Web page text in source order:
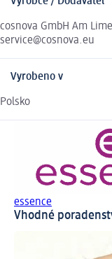
cosnova GmbH Am
service@cosnova.eu
Vyrobeno v
Polsko
essence
Vhodné